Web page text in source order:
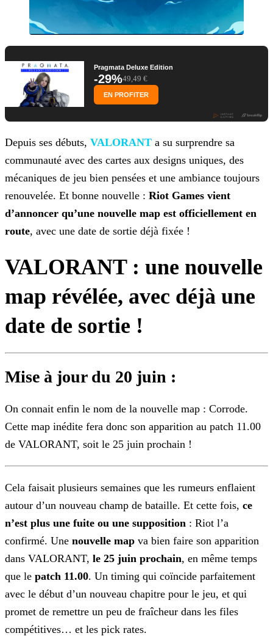
Pragmata Deluxe Edition
-29%49,49 €
EN PROFITER
Depuis ses débuts, VALORANT a su surprendre sa
communauté avec des cartes aux designs uniques, des
mécaniques de jeu bien pensées et une ambiance toujours
renouvelée. Et bonne nouvelle : Riot Games vient
d’annoncer qu’une nouvelle map est officiellement en
route, avec une date de sortie déjà fixée !
VALORANT : une nouvelle
map révélée, avec déjà une
date de sortie !
Mise à jour du 20 juin :
On connait enfin le nom de la nouvelle map : Corrode.
Cette map inédite fera donc son apparition au patch 11.00
de VALORANT, soit le 25 juin prochain !
Cela faisait plusieurs semaines que les rumeurs enflaient
autour d’un nouveau champ de bataille. Et cette fois, ce
n’est plus une fuite ou une supposition : Riot l’a
confirmé. Une nouvelle map va bien faire son apparition
dans VALORANT, le 25 juin prochain, en même temps
que le patch 11.00. Un timing qui coïncide parfaitement
avec le début d’un nouveau chapitre pour le jeu, et qui
promet de remettre un peu de fraîcheur dans les files
compétitives… et les pick rates.